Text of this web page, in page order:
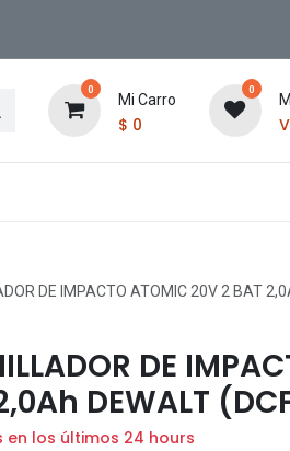
0
Mi Carro
$ 0
0
DE IMPACTO ATOMIC 20V 2 BAT
DE
DEWALT
en los últimos 24 hours